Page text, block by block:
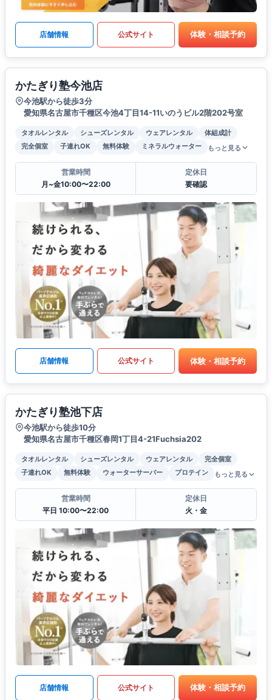
店舗情報 公式サイト 体験・相談予約
かたぎり塾今池店
今池駅から徒歩3分
愛知県名古屋市千種区今池4丁目14-11いのうビル2階202号室
タオルレンタル シューズレンタル ウェアレンタル
体組成計
完全個室
子連れOK 無料体験 ミネラルウォーター もっと見る
営業時間
月~金10:00〜22:00
定休日
要確認
店舗情報 公式サイト 体験・相談予約
かたぎり塾池下店
今池駅から徒歩10分
愛知県名古屋市千種区春岡1丁目4-21Fuchsia202
タオルレンタル シューズレンタル ウェアレンタル
完全個室
子連れOK
無料体験 ウォーターサーバー プロテイン もっと見る
営業時間
平日 10:00〜22:00
定休日
火・金
店舗情報 公式サイト 体験・相談予約